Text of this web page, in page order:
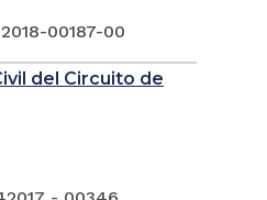
00187-00
del Circuito de